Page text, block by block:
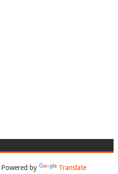
Powered by Translate